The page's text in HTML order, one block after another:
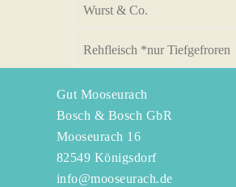
Wurst & Co.
Rehfleisch *nur Tiefgefroren
Gut Mooseurach
Bosch & Bosch GbR
Mooseurach 16
82549 Königsdorf
info@mooseurach.de